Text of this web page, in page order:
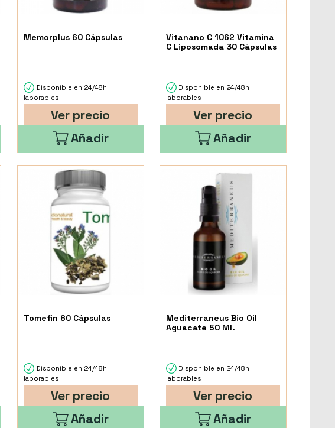
Memorplus 60 Cápsulas
Disponible en 24/48h
laborables
Ver precio
Añadir
Vitanano C 1062 Vitamina
C Liposomada 30 Cápsulas
Disponible en 24/48h
laborables
Ver precio
Añadir
Tomefin 60 Cápsulas
Disponible en 24/48h
laborables
Ver precio
Añadir
Mediterraneus Bio Oil
Aguacate 50 Ml.
Disponible en 24/48h
laborables
Ver precio
Añadir